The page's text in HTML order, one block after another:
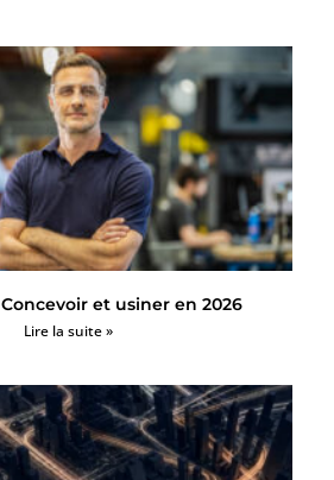
et usiner en 2026
Lire la suite »